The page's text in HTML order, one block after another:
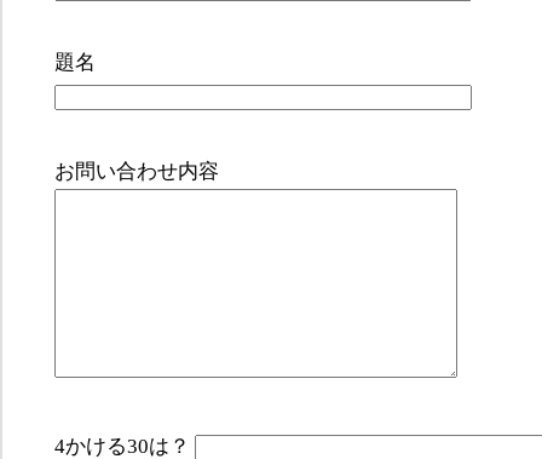
題名
お問い合わせ内容
4かける30は？